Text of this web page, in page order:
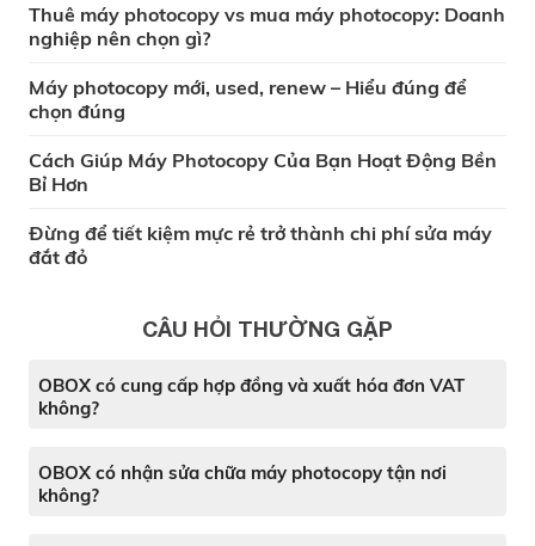
Thuê máy photocopy vs mua máy photocopy: Doanh
nghiệp nên chọn gì?
Máy photocopy mới, used, renew – Hiểu đúng để
chọn đúng
Cách Giúp Máy Photocopy Của Bạn Hoạt Động Bền
Bỉ Hơn
Đừng để tiết kiệm mực rẻ trở thành chi phí sửa máy
đắt đỏ
CÂU HỎI THƯỜNG GẶP
OBOX có cung cấp hợp đồng và xuất hóa đơn VAT
không?
OBOX có nhận sửa chữa máy photocopy tận nơi
không?